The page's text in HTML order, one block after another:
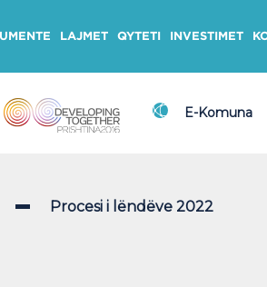
LAJMET QYTETI INVESTIMET
E-Komuna
Procesi i lëndëve 2022